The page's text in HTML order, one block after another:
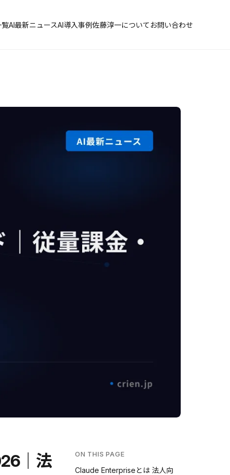
覧AI最新ニュースAI導入事例佐藤淳一について お問い合わせ
｜法 ON THIS PAGE
Claude Enterpriseとは 法人向